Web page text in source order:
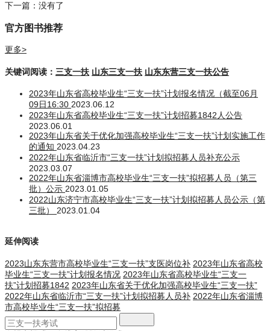
下一篇：没有了
官方图书推荐
更多>
关键词阅读： 三支一扶 山东三支一扶 山东东营三支一扶公告
2023年山东省高校毕业生“三支一扶”计划报名情况（截至06月
09日16:30 2023.06.12
2023年山东省高校毕业生“三支一扶”计划招募1842人公告
2023.06.01
2023年山东省关于优化加强高校毕业生“三支一扶”计划实施工作
的通知 2023.04.23
2022年山东省临沂市“三支一扶”计划拟招募人员补充公示
2023.03.07
2022年山东省淄博市高校毕业生“三支一扶”拟招募人员（第三
批）公示 2023.01.05
2022山东济宁市高校毕业生“三支一扶”计划拟招募人员公示（第
三批） 2023.01.04
延伸阅读
2023山东东营市高校毕业生“三支一扶”支医岗位补 2023年山东省高校
毕业生“三支一扶”计划报名情况 2023年山东省高校毕业生“三支一
扶”计划招募1842 2023年山东省关于优化加强高校毕业生“三支一扶”
2022年山东省临沂市“三支一扶”计划拟招募人员补 2022年山东省淄博
市高校毕业生“三支一扶”拟招募